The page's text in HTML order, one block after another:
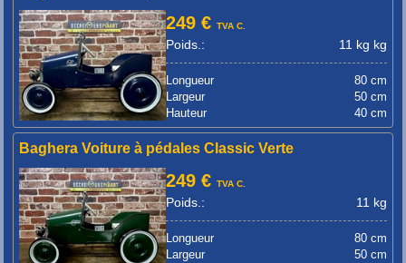
249 €TVA C.
Poids.: 11 kg kg
Longueur
80 cm
Largeur
50 cm
Hauteur
40 cm
Baghera Voiture à pédales Classic Verte
249 €TVA C.
Poids.: 11 kg
Longueur
80 cm
Largeur
50 cm